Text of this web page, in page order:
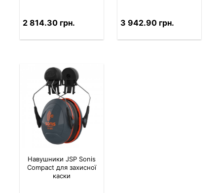
2 814.30 грн. 3 942.90 грн.
Навушники JSP Sonis
Compact для захисної
каски